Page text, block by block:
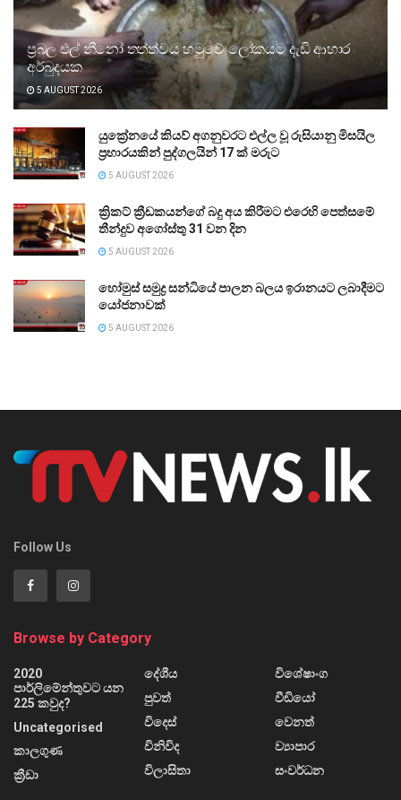
ප්‍රබල එල් නීනෝ තත්ත්වය හමුවේ ලෝකයට දැඩි ආහාර
අර්බුදයක
5 AUGUST 2026
යුක්‍රේනයේ කියව් අගනුවරට එල්ල වූ රුසියානු මිසයිල
ප්‍රහාරයකින් පුද්ගලයින් 17 ක් මරුට
5 AUGUST 2026
ක්‍රිකට් ක්‍රීඩකයන්ගේ බදු අය කිරීමට එරෙහි පෙත්සමේ
තීන්දුව අගෝස්තු 31 වන දින
5 AUGUST 2026
හෝමුස් සමුද්‍ර සන්ධියේ පාලන බලය ඉරානයට ලබාදීමට
යෝජනාවක්
5 AUGUST 2026
Follow Us
Browse by Category
2020
පාර්ලිමේන්තුවට යන
225 කවුද?
Uncategorised
කාලගුණ
ක්‍රීඩා
දේශීය
පුවත්
විදෙස්
විනිවිද
විලාසිතා
විශේෂාංග
වීඩියෝ
වෙනත්
ව්‍යාපාර
සංවර්ධන